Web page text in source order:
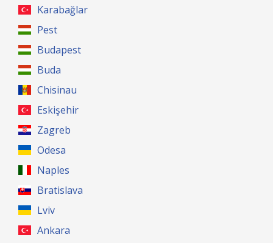
Karabağlar
Pest
Budapest
Buda
Chisinau
Eskişehir
Zagreb
Odesa
Naples
Bratislava
Lviv
Ankara